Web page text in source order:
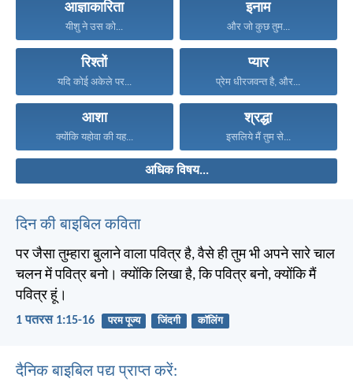
आज्ञाकारिता
यीशु ने उस को...
इनाम
और जो कुछ तुम...
रिश्तों
यदि कोई अकेले पर...
प्यार
प्रेम धीरजवन्त है, और...
आशा
क्योंकि यहोवा की यह...
श्रद्धा
इसलिये मैं तुम से...
अधिक विषय...
दिन की बाइबिल कविता
पर जैसा तुम्हारा बुलाने वाला पवित्र है, वैसे ही तुम भी अपने सारे चाल
चलन में पवित्र बनो। क्योंकि लिखा है, कि पवित्र बनो, क्योंकि मैं
पवित्र हूं।
1 पतरस 1:15-16 परम पूज्य जिंदगी कॉलिंग
दैनिक बाइबिल पद्य प्राप्त करें: